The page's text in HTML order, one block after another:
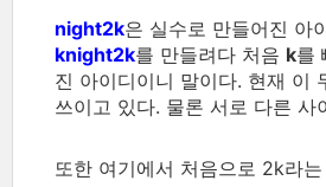
night2k은 실수로 만들어진 아
knight2k를 만들려다 처음 k를
진 아이디이니 말이다. 현재 이
쓰이고 있다. 물론 서로 다른 사
또한 여기에서 처음으로 2k라